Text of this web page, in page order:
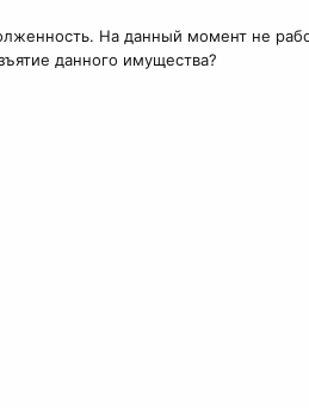
На данный момент не
данного имущества?